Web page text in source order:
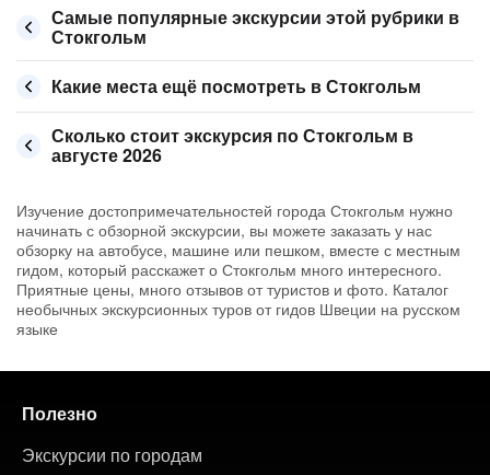
Самые популярные экскурсии этой рубрики в
Стокгольм
Какие места ещё посмотреть в Стокгольм
Сколько стоит экскурсия по Стокгольм в
августе 2026
Изучение достопримечательностей города Стокгольм нужно
начинать с обзорной экскурсии, вы можете заказать у нас
обзорку на автобусе, машине или пешком, вместе с местным
гидом, который расскажет о Стокгольм много интересного.
Приятные цены, много отзывов от туристов и фото. Каталог
необычных экскурсионных туров от гидов Швеции на русском
языке
Полезно
Экскурсии по городам